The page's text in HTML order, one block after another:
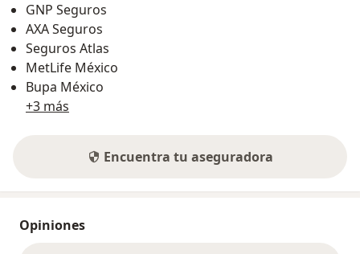
GNP Seguros
AXA Seguros
Seguros Atlas
MetLife México
Bupa México
+3 más
Encuentra tu aseguradora
Opiniones